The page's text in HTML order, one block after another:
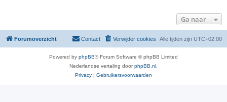
Ga naar
Forumoverzicht Alle tijden zijn UTC+02:00
Verwijder cookies
Contact
Powered by phpBB® Forum Software © phpBB Limited
Nederlandse vertaling doorphpBB.nl
Privacy | Gebruikersvoorwaarden